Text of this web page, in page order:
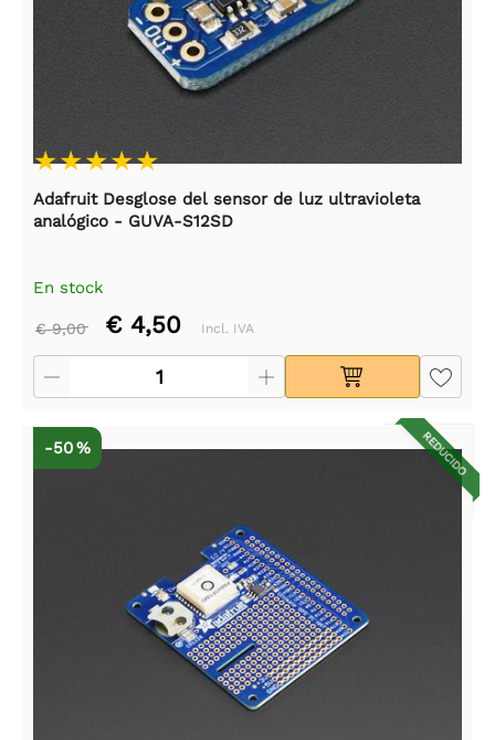
Adafruit Desglose del sensor de luz ultravioleta
analógico - GUVA-S12SD
En stock
€ 9,00 € 4,50 Incl. IVA
REDUCIDO
-50 %